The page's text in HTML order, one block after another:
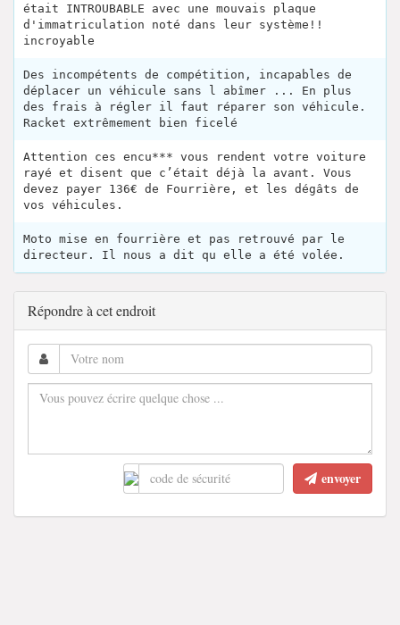
était INTROUBABLE avec une mouvais plaque
d'immatriculation noté dans leur système!!
incroyable
Des incompétents de compétition, incapables de
déplacer un véhicule sans l abîmer ... En plus
des frais à régler il faut réparer son véhicule.
Racket extrêmement bien ficelé
Attention ces encu*** vous rendent votre voiture
rayé et disent que c’était déjà la avant. Vous
devez payer 136€ de Fourrière, et les dégâts de
vos véhicules.
Moto mise en fourrière et pas retrouvé par le
directeur. Il nous a dit qu elle a été volée.
Répondre à cet endroit
envoyer